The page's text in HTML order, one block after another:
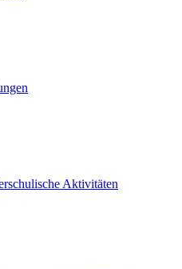
Aktivitäten